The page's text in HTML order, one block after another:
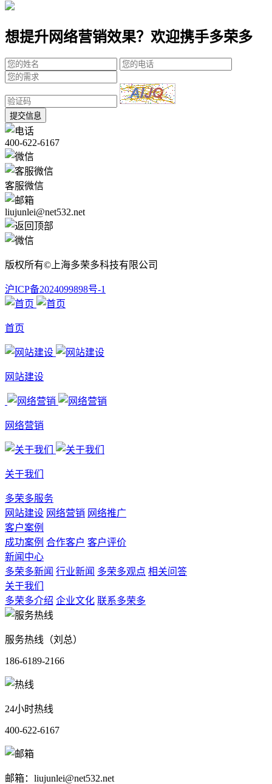
想提升网络营销效果？欢迎携手多荣多
提交信息
400-622-6167
客服微信
liujunlei@net532.net
版权所有©上海多荣多科技有限公司
沪ICP备2024099898号-1
首页
网站建设
网络营销
关于我们
多荣多服务
网站建设 网络营销 网络推广
客户案例
成功案例 合作客户 客户评价
新闻中心
多荣多新闻 行业新闻 多荣多观点 相关问答
关于我们
多荣多介绍 企业文化 联系多荣多
服务热线（刘总）
186-6189-2166
24小时热线
400-622-6167
邮箱：liujunlei@net532.net